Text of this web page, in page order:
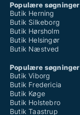
Populære søgninger
Butik Herning
Butik Silkeborg
Butik Hørsholm
Butik Helsingør
Butik Næstved
Populære søgninger
Butik Viborg
Butik Fredericia
Butik Køge
Butik Holstebro
Butik Taastrup